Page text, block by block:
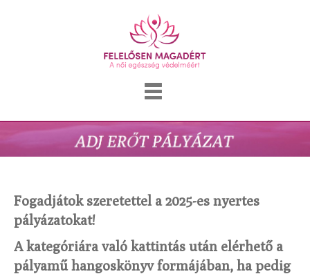
Fogadjátok szeretettel a 2025-es nyertes
pályázatokat!
A kategóriára való kattintás után elérhető a
pályamű hangoskönyv formájában, ha pedig